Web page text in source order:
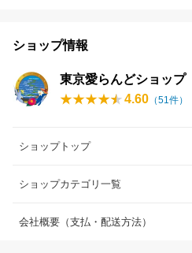
ショップ情報
東京愛らんどショップ
4.60 （51件）
ショップトップ
ショップカテゴリ一覧
会社概要（支払・配送方法）